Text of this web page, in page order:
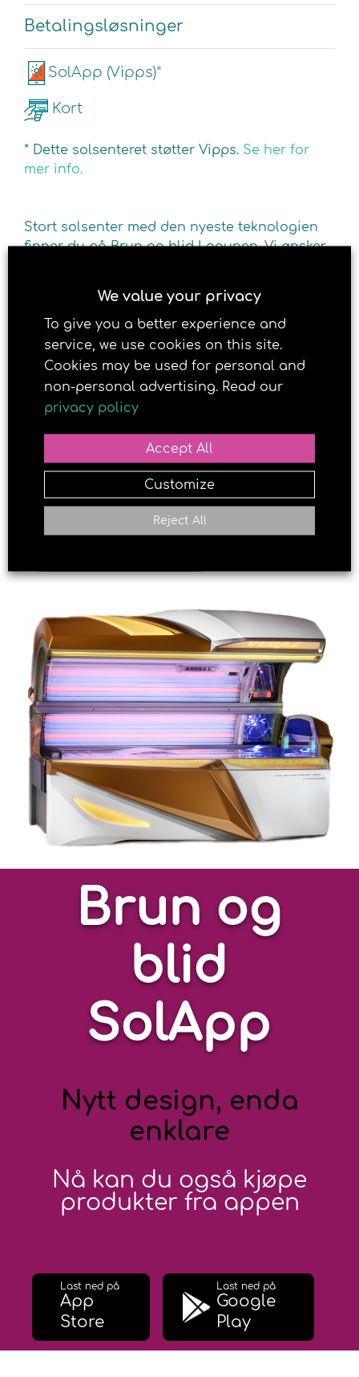
Betalingsløsninger
SolApp (Vipps)*
Kort
* Dette solsenteret støtter Vipps. Se her for
mer info.
Stort solsenter med den nyeste teknologien
finner du på Brun og blid Lagunen. Vi ønsker
deg en jevn og pen brunfarge.
Brun og
blid
SolApp
Nytt design, enda
enklare
Nå kan du også kjøpe
produkter fra appen
Last ned på
App
Store
Last ned på
Google
Play
We value your privacy
To give you a better experience and
service, we use cookies on this site.
Cookies may be used for personal and
non-personal advertising. Read our
privacy policy
Accept All
Reject All
Customize